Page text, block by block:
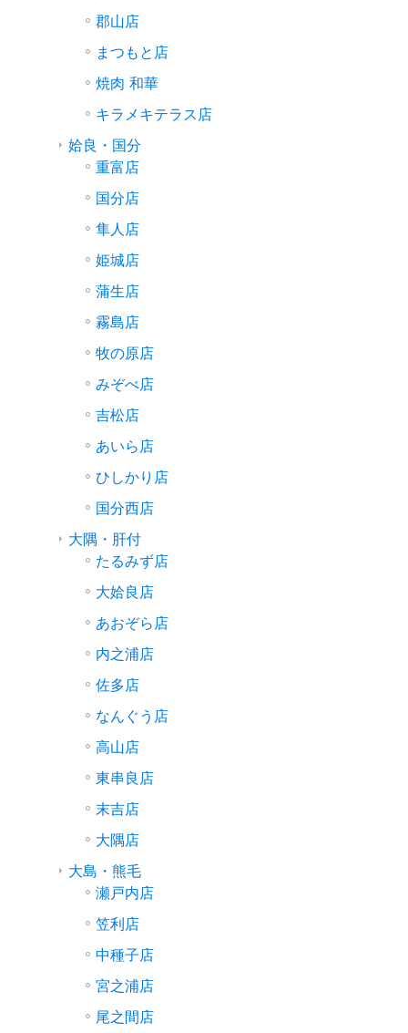
郡山店
まつもと店
焼肉 和華
キラメキテラス店
姶良・国分
重富店
国分店
隼人店
姫城店
蒲生店
霧島店
牧の原店
みぞべ店
吉松店
あいら店
ひしかり店
国分西店
大隅・肝付
たるみず店
大姶良店
あおぞら店
内之浦店
佐多店
なんぐう店
高山店
東串良店
末吉店
大隅店
大島・熊毛
瀬戸内店
笠利店
中種子店
宮之浦店
尾之間店